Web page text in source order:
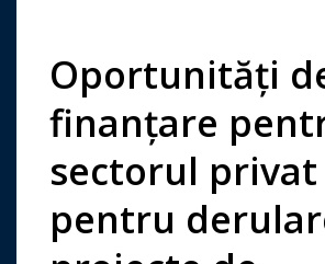
Oportunităţi
finanţare
sectorul privat
pentru